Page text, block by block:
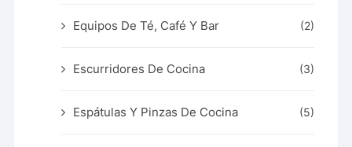
Equipos De Té, Café Y Bar (2)
Escurridores De Cocina (3)
Espátulas Y Pinzas De Cocina (5)